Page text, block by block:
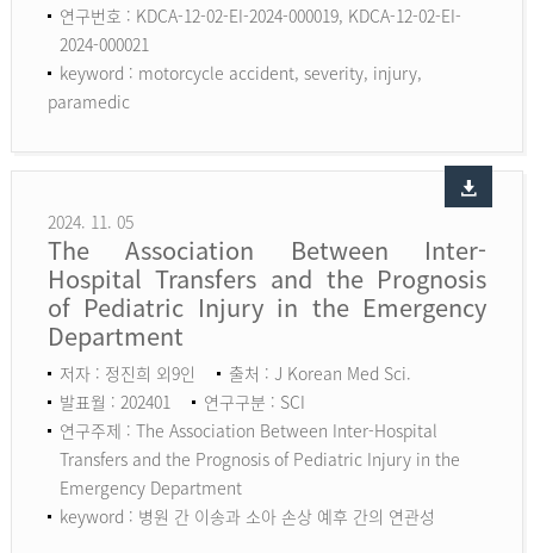
연구번호 : KDCA-12-02-EI-2024-000019, KDCA-12-02-EI-
2024-000021
keyword : motorcycle accident, severity, injury,
paramedic
2024. 11. 05
The Association Between Inter-
Hospital Transfers and the Prognosis
of Pediatric Injury in the Emergency
Department
저자 : 정진희 외9인
출처 : J Korean Med Sci.
발표월 : 202401
연구구분 : SCI
연구주제 : The Association Between Inter-Hospital
Transfers and the Prognosis of Pediatric Injury in the
Emergency Department
keyword : 병원 간 이송과 소아 손상 예후 간의 연관성